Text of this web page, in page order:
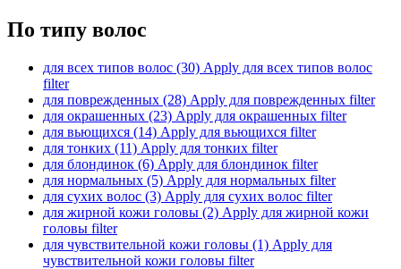
По типу волос
для всех типов волос (30) Apply для всех типов волос
filter
для поврежденных (28) Apply для поврежденных filter
для окрашенных (23) Apply для окрашенных filter
для вьющихся (14) Apply для вьющихся filter
для тонких (11) Apply для тонких filter
для блондинок (6) Apply для блондинок filter
для нормальных (5) Apply для нормальных filter
для сухих волос (3) Apply для сухих волос filter
для жирной кожи головы (2) Apply для жирной кожи
головы filter
для чувствительной кожи головы (1) Apply для
чувствительной кожи головы filter